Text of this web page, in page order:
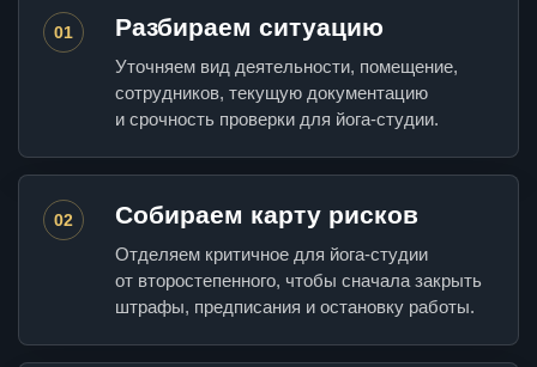
01 Разбираем ситуацию
Уточняем вид деятельности, помещение,
сотрудников, текущую документацию
и срочность проверки для йога-студии.
02 Собираем карту рисков
Отделяем критичное для йога-студии
от второстепенного, чтобы сначала закрыть
штрафы, предписания и остановку работы.